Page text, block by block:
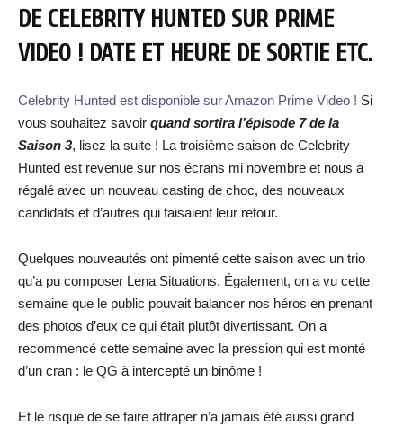
DE CELEBRITY HUNTED SUR PRIME
VIDEO ! DATE ET HEURE DE SORTIE ETC.
Celebrity Hunted est disponible sur Amazon Prime Video ! Si
vous souhaitez savoir quand sortira l’épisode 7 de la
Saison 3, lisez la suite ! La troisième saison de Celebrity
Hunted est revenue sur nos écrans mi novembre et nous a
régalé avec un nouveau casting de choc, des nouveaux
candidats et d’autres qui faisaient leur retour.
Quelques nouveautés ont pimenté cette saison avec un trio
qu’a pu composer Lena Situations. Également, on a vu cette
semaine que le public pouvait balancer nos héros en prenant
des photos d’eux ce qui était plutôt divertissant. On a
recommencé cette semaine avec la pression qui est monté
d’un cran : le QG à intercepté un binôme !
Et le risque de se faire attraper n’a jamais été aussi grand